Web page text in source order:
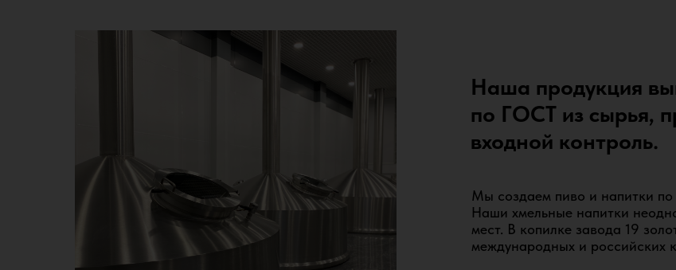
Наша продукция
по ГОСТ из сырья,
входной контроль.
Мы создаем пиво и напитки
Наши хмельные напитки
мест. В копилке завода 19
международных и российских